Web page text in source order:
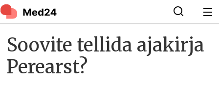
Soovite tellida ajakirja
Perearst?